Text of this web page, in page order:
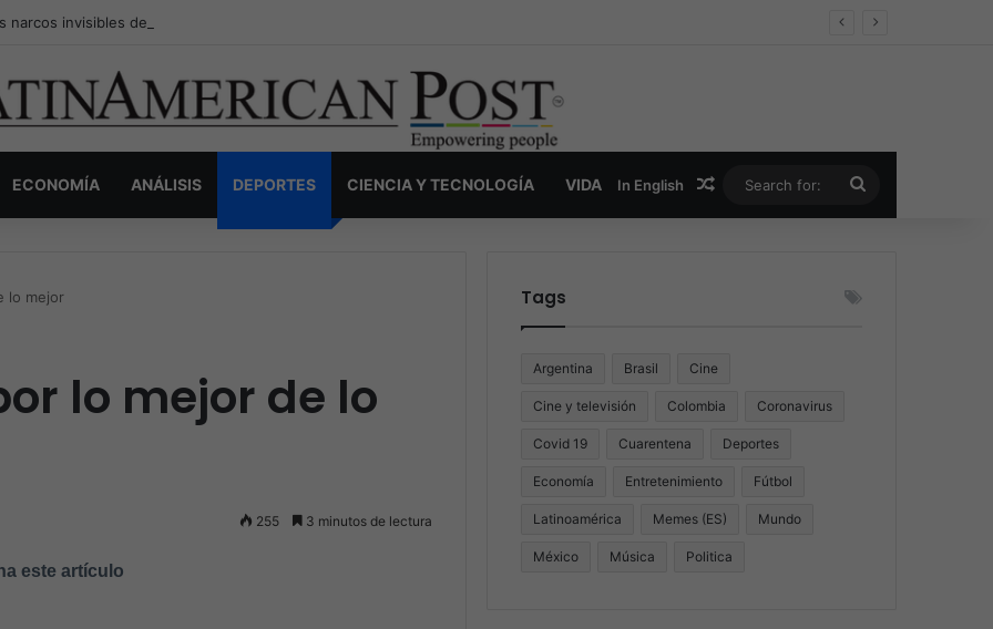
narcos invisibles de Colombia: la guerra secreta por la verdad, el poder y la nueva economía de la droga
ECONOMÍA ANÁLISIS DEPORTES CIENCIA Y TECNOLOGÍA VIDA In English Random Article
for:
lo mejor
lo mejor de lo
255 3 minutos de lectura
este artículo
Tags
Argentina Brasil Cine
Cine y televisión Colombia Coronavirus
Covid 19 Cuarentena Deportes
Economía Entretenimiento Fútbol
Latinoamérica Memes (ES) Mundo
México Música Politica